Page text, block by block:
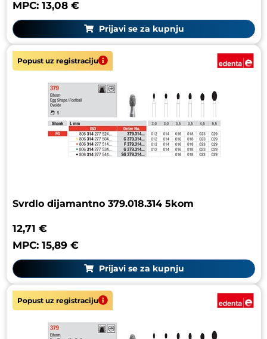
MPC: 13,08 €
Prijavi se za kupnju
Popust uz registraciju
Svrdlo dijamantno 379.018.314 5kom
12,71 €
MPC: 15,89 €
Prijavi se za kupnju
Popust uz registraciju